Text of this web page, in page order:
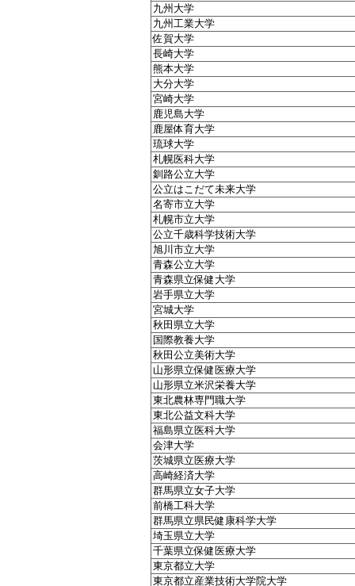
九州大学
九州工業大学
佐賀大学
長崎大学
熊本大学
大分大学
宮崎大学
鹿児島大学
鹿屋体育大学
琉球大学
札幌医科大学
釧路公立大学
公立はこだて未来大学
名寄市立大学
札幌市立大学
公立千歳科学技術大学
旭川市立大学
青森公立大学
青森県立保健大学
岩手県立大学
宮城大学
秋田県立大学
国際教養大学
秋田公立美術大学
山形県立保健医療大学
山形県立米沢栄養大学
東北農林専門職大学
東北公益文科大学
福島県立医科大学
会津大学
茨城県立医療大学
高崎経済大学
群馬県立女子大学
前橋工科大学
群馬県立県民健康科学大学
埼玉県立大学
千葉県立保健医療大学
東京都立大学
東京都立産業技術大学院大学